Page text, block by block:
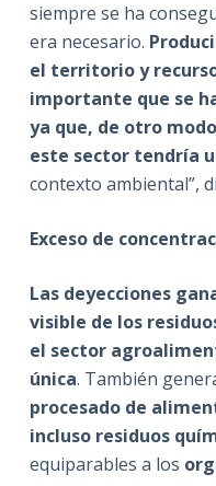
siempre se ha
era necesario.
el territorio y
importante que se
ya que, de otro
este sector tendría
contexto ambiental”,
Exceso de
Las deyecciones
visible de los
el sector
única. También
procesado de
incluso residuos
equiparables a los